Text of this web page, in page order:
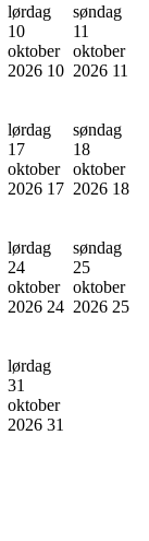
lørdag
10
oktober
2026 10
søndag
11
oktober
2026 11
lørdag
17
oktober
2026 17
søndag
18
oktober
2026 18
lørdag
24
oktober
2026 24
søndag
25
oktober
2026 25
lørdag
31
oktober
2026 31